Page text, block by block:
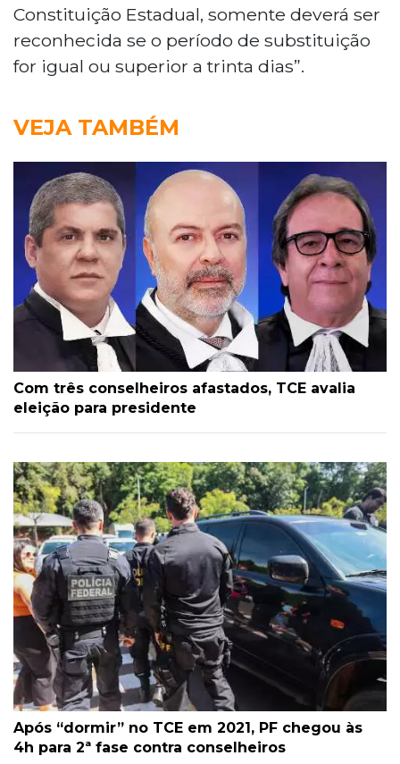
Constituição Estadual, somente deverá ser
reconhecida se o período de substituição
for igual ou superior a trinta dias”.
VEJA TAMBÉM
Com três conselheiros afastados, TCE avalia
eleição para presidente
Após “dormir” no TCE em 2021, PF chegou às
4h para 2ª fase contra conselheiros